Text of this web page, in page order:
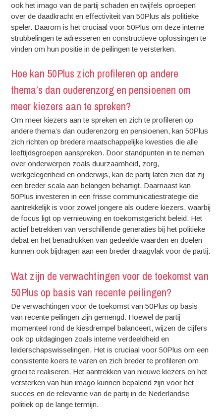
ook het imago van de partij schaden en twijfels oproepen
over de daadkracht en effectiviteit van 50Plus als politieke
speler. Daarom is het cruciaal voor 50Plus om deze interne
strubbelingen te adresseren en constructieve oplossingen te
vinden om hun positie in de peilingen te versterken.
Hoe kan 50Plus zich profileren op andere
thema’s dan ouderenzorg en pensioenen om
meer kiezers aan te spreken?
Om meer kiezers aan te spreken en zich te profileren op
andere thema’s dan ouderenzorg en pensioenen, kan 50Plus
zich richten op bredere maatschappelijke kwesties die alle
leeftijdsgroepen aanspreken. Door standpunten in te nemen
over onderwerpen zoals duurzaamheid, zorg,
werkgelegenheid en onderwijs, kan de partij laten zien dat zij
een breder scala aan belangen behartigt. Daarnaast kan
50Plus investeren in een frisse communicatiestrategie die
aantrekkelijk is voor zowel jongere als oudere kiezers, waarbij
de focus ligt op vernieuwing en toekomstgericht beleid. Het
actief betrekken van verschillende generaties bij het politieke
debat en het benadrukken van gedeelde waarden en doelen
kunnen ook bijdragen aan een breder draagvlak voor de partij.
Wat zijn de verwachtingen voor de toekomst van
50Plus op basis van recente peilingen?
De verwachtingen voor de toekomst van 50Plus op basis
van recente peilingen zijn gemengd. Hoewel de partij
momenteel rond de kiesdrempel balanceert, wijzen de cijfers
ook op uitdagingen zoals interne verdeeldheid en
leiderschapswisselingen. Het is cruciaal voor 50Plus om een
consistente koers te varen en zich breder te profileren om
groei te realiseren. Het aantrekken van nieuwe kiezers en het
versterken van hun imago kunnen bepalend zijn voor het
succes en de relevantie van de partij in de Nederlandse
politiek op de lange termijn.